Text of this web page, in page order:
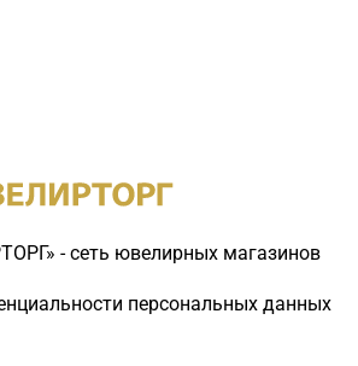
- сеть ювелирных магазинов
персональных данных